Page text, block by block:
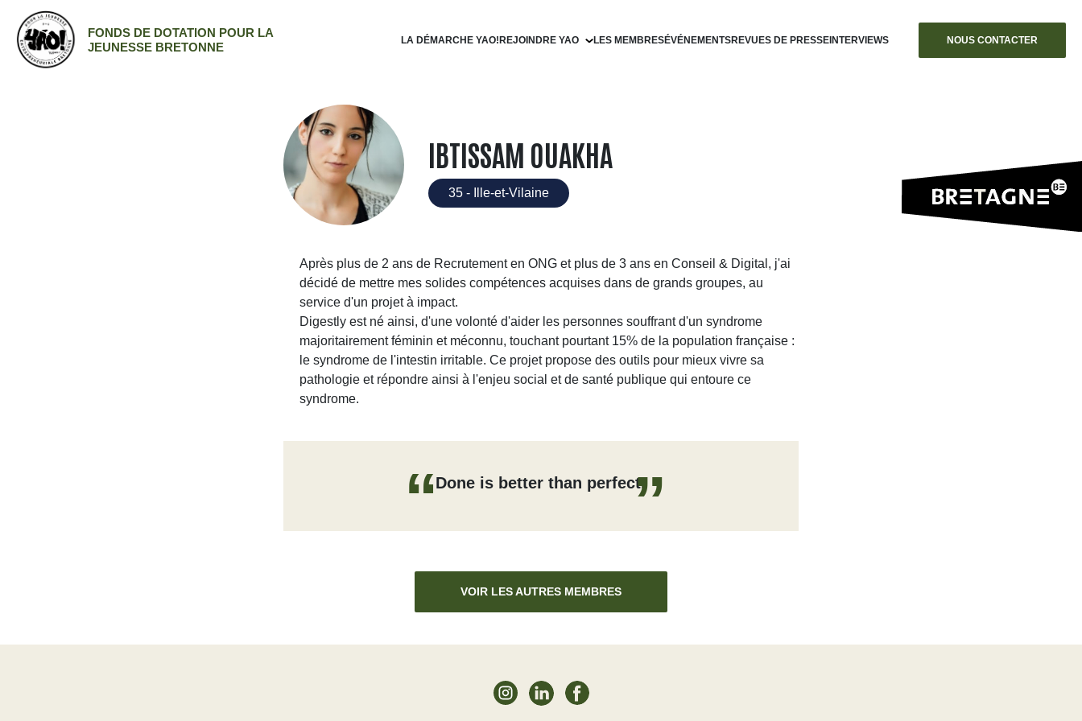
FONDS DE DOTATION POUR LA
JEUNESSE BRETONNE
LA DÉMARCHE YAO! REJOINDRE YAO LES MEMBRESÉVÉNEMENTSREVUES DE PRESSE INTERVIEWS NOUS CONTACTER
IBTISSAM OUAKHA
35 - Ille-et-Vilaine
Après plus de 2 ans de Recrutement en ONG et plus de 3 ans en Conseil & Digital, j'ai
décidé de mettre mes solides compétences acquises dans de grands groupes, au
service d'un projet à impact.
Digestly est né ainsi, d'une volonté d'aider les personnes souffrant d'un syndrome
majoritairement féminin et méconnu, touchant pourtant 15% de la population française :
le syndrome de l'intestin irritable. Ce projet propose des outils pour mieux vivre sa
pathologie et répondre ainsi à l'enjeu social et de santé publique qui entoure ce
syndrome.
Done is better than perfect.
VOIR LES AUTRES MEMBRES